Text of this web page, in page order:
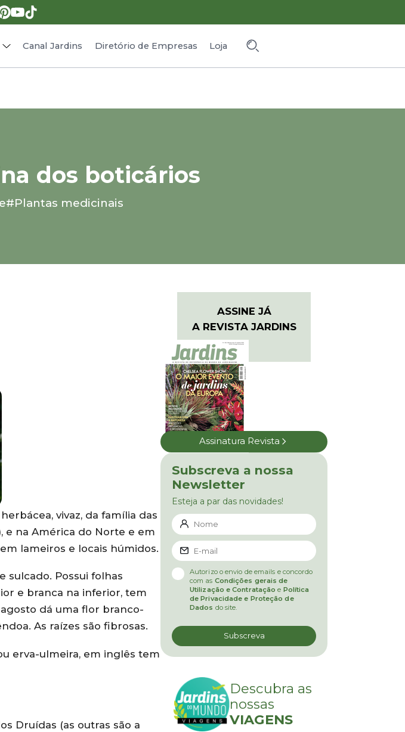
Canal Jardins Diretório de Empresas Loja
dos boticários
#Plantas medicinais
vivaz, da família das
e na América do Norte e em
lameiros e locais húmidos.
sulcado. Possui folhas
e branca na inferior, tem
dá uma flor branco-
As raízes são fibrosas.
erva-ulmeira, em inglês tem
Druídas (as outras são a
ASSINE JÁ
A REVISTA JARDINS
Assinatura Revista
Subscreva a nossa
Newsletter
Esteja a par das novidades!
Autorizo o envio de emails e concordo
com as Condições gerais de
Utilização e Contratação e Política
de Privacidade e Proteção de
Dados do site.
Descubra as
nossas
VIAGENS